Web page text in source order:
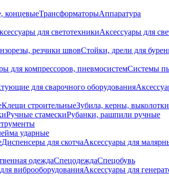
концевыеТрансформаторыАппаратура
для светотехникиАксессуары для
резчики швовСтойки, дрели для
для компрессоров, пневмосистемСистемы
для сварочного оборудования
Клещи строительныеЗубила, керны, выколотки
Ручные стамескиРубанки, рашпили ручные
ударные
Диспенсеры для скотчаАксессуары для
одеждаСпецодеждаСпецобувь
виброоборудованияАксессуары для